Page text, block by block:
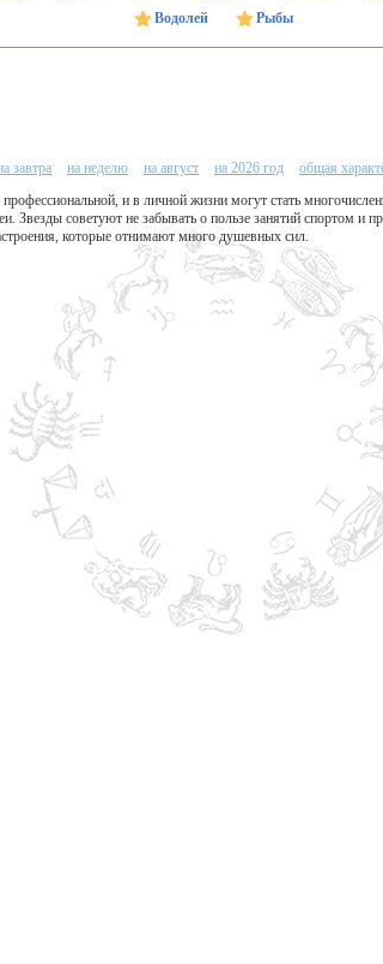
Водолей
Рыбы
завтра на неделю на август на 2026 год
общая
и в личной жизни могут стать
Звезды советуют не забывать о пользе занятий спортом и
которые отнимают много душевных сил.